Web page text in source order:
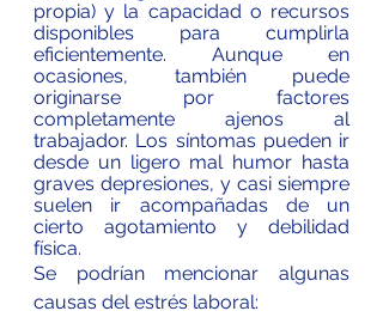
propia) y la capacidad o recursos
disponibles para cumplirla
eficientemente. Aunque en
ocasiones, también puede
originarse por factores
completamente ajenos al
trabajador. Los síntomas pueden ir
desde un ligero mal humor hasta
graves depresiones, y casi siempre
suelen ir acompañadas de un
cierto agotamiento y debilidad
física.
Se podrían mencionar algunas
causas del estrés laboral: